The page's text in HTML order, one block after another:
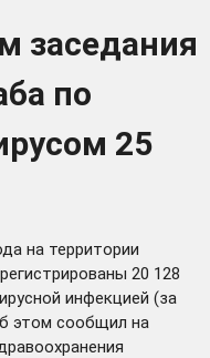
заседания
по
25
на территории
20 128
инфекцией (за
этом сообщил на